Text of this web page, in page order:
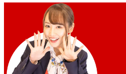
รับซื้อเมื่อ : พฤษภาคม 2026
ROLEX Datejust
ยี่ห้อ
rolex
สภาพสินค้า S
แทบไม่ได้ใช้งาน
ใช้แค่ไม่กี่ค
ไม่มีรอยขีดข่วนที่เห็น
ได้ชัด
รอยขีดข่วน
มองใกล้ๆ
มีรอยขีดข่วน/คราบ
สามารถเห็น